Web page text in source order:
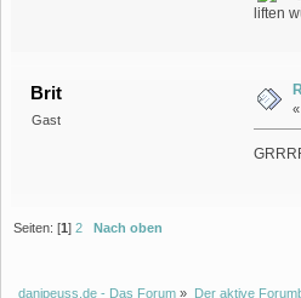
liften
Brit
Gast
«
Seiten: [1]2 Nach oben
danipeuss.de - Das Forum » Der aktive